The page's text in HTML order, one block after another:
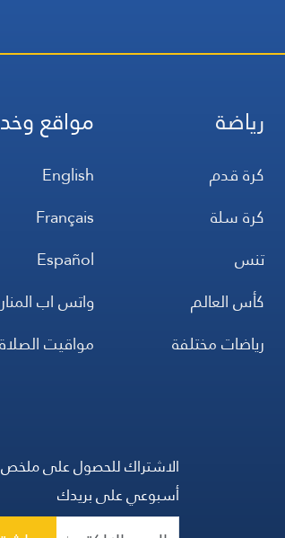
رياضة
كرة قدم
كرة سلة
تنس
كأس العالم
رياضات مختلفة
مواقع
English
Français
Español
واتس اب المنار
مواقيت الصلاة
الاشتراك للحصول على ملخص
أسبوعي على بريدك